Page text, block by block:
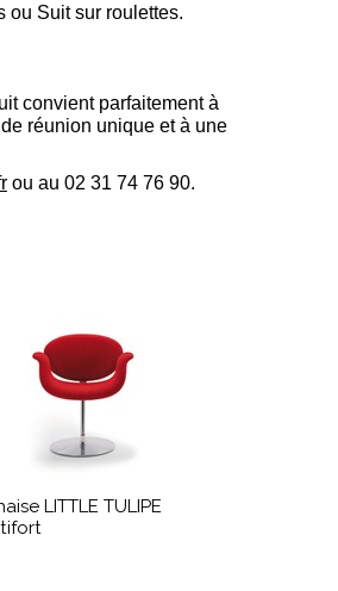
ou Suit sur roulettes.
convient parfaitement à
réunion unique et à une
ou au 02 31 74 76 90.
LITTLE TULIPE